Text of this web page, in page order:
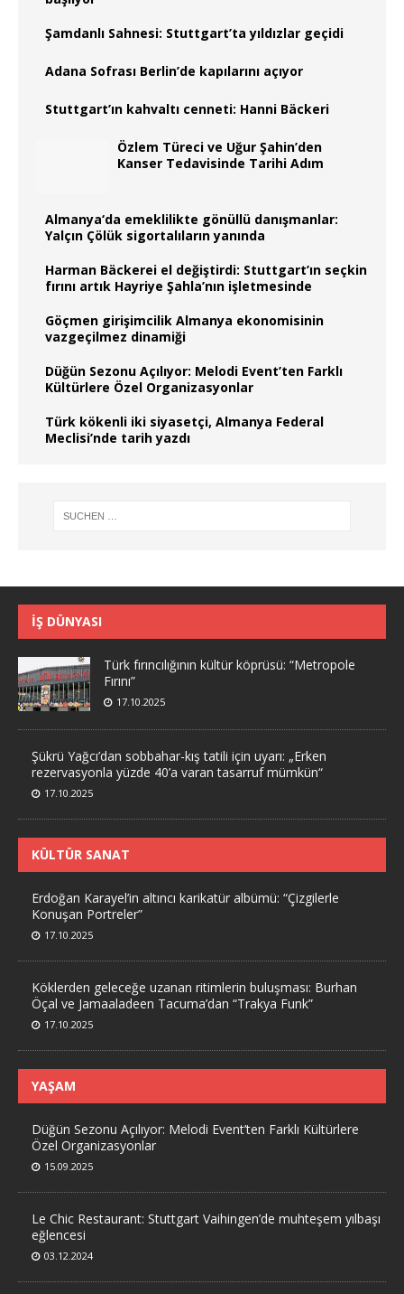
Şamdanlı Sahnesi: Stuttgart’ta yıldızlar geçidi
Adana Sofrası Berlin’de kapılarını açıyor
Stuttgart’ın kahvaltı cenneti: Hanni Bäckeri
Özlem Türeci ve Uğur Şahin’den
Kanser Tedavisinde Tarihi Adım
Almanya‘da emeklilikte gönüllü danışmanlar:
Yalçın Çölük sigortalıların yanında
Harman Bäckerei el değiştirdi: Stuttgart’ın seçkin
fırını artık Hayriye Şahla’nın işletmesinde
Göçmen girişimcilik Almanya ekonomisinin
vazgeçilmez dinamiği
Düğün Sezonu Açılıyor: Melodi Event’ten Farklı
Kültürlere Özel Organizasyonlar
Türk kökenli iki siyasetçi, Almanya Federal
Meclisi’nde tarih yazdı
İŞ DÜNYASI
Türk fırıncılığının kültür köprüsü: “Metropole
Fırını”
17.10.2025
Şükrü Yağcı’dan sobbahar-kış tatili için uyarı: „Erken
rezervasyonla yüzde 40’a varan tasarruf mümkün“
17.10.2025
KÜLTÜR SANAT
Erdoğan Karayel’in altıncı karikatür albümü: “Çizgilerle
Konuşan Portreler”
17.10.2025
Köklerden geleceğe uzanan ritimlerin buluşması: Burhan
Öçal ve Jamaaladeen Tacuma’dan “Trakya Funk”
17.10.2025
YAŞAM
Düğün Sezonu Açılıyor: Melodi Event’ten Farklı Kültürlere
Özel Organizasyonlar
15.09.2025
Le Chic Restaurant: Stuttgart Vaihingen’de muhteşem yılbaşı
eğlencesi
03.12.2024